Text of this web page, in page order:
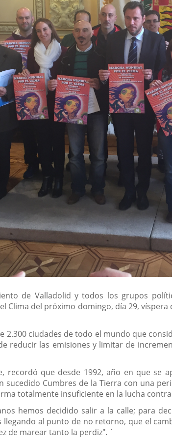
de Valladolid y todos los grupos
Clima del próximo domingo, día 29,
2.300 ciudades de todo el mundo que
reducir las emisiones y limitar de
recordó que desde 1992, año en que se
sucedido Cumbres de la Tierra con una
totalmente insuficiente en la lucha
hemos decidido salir a la calle; para
al punto de no retorno, que el
de marear tanto la perdiz". `